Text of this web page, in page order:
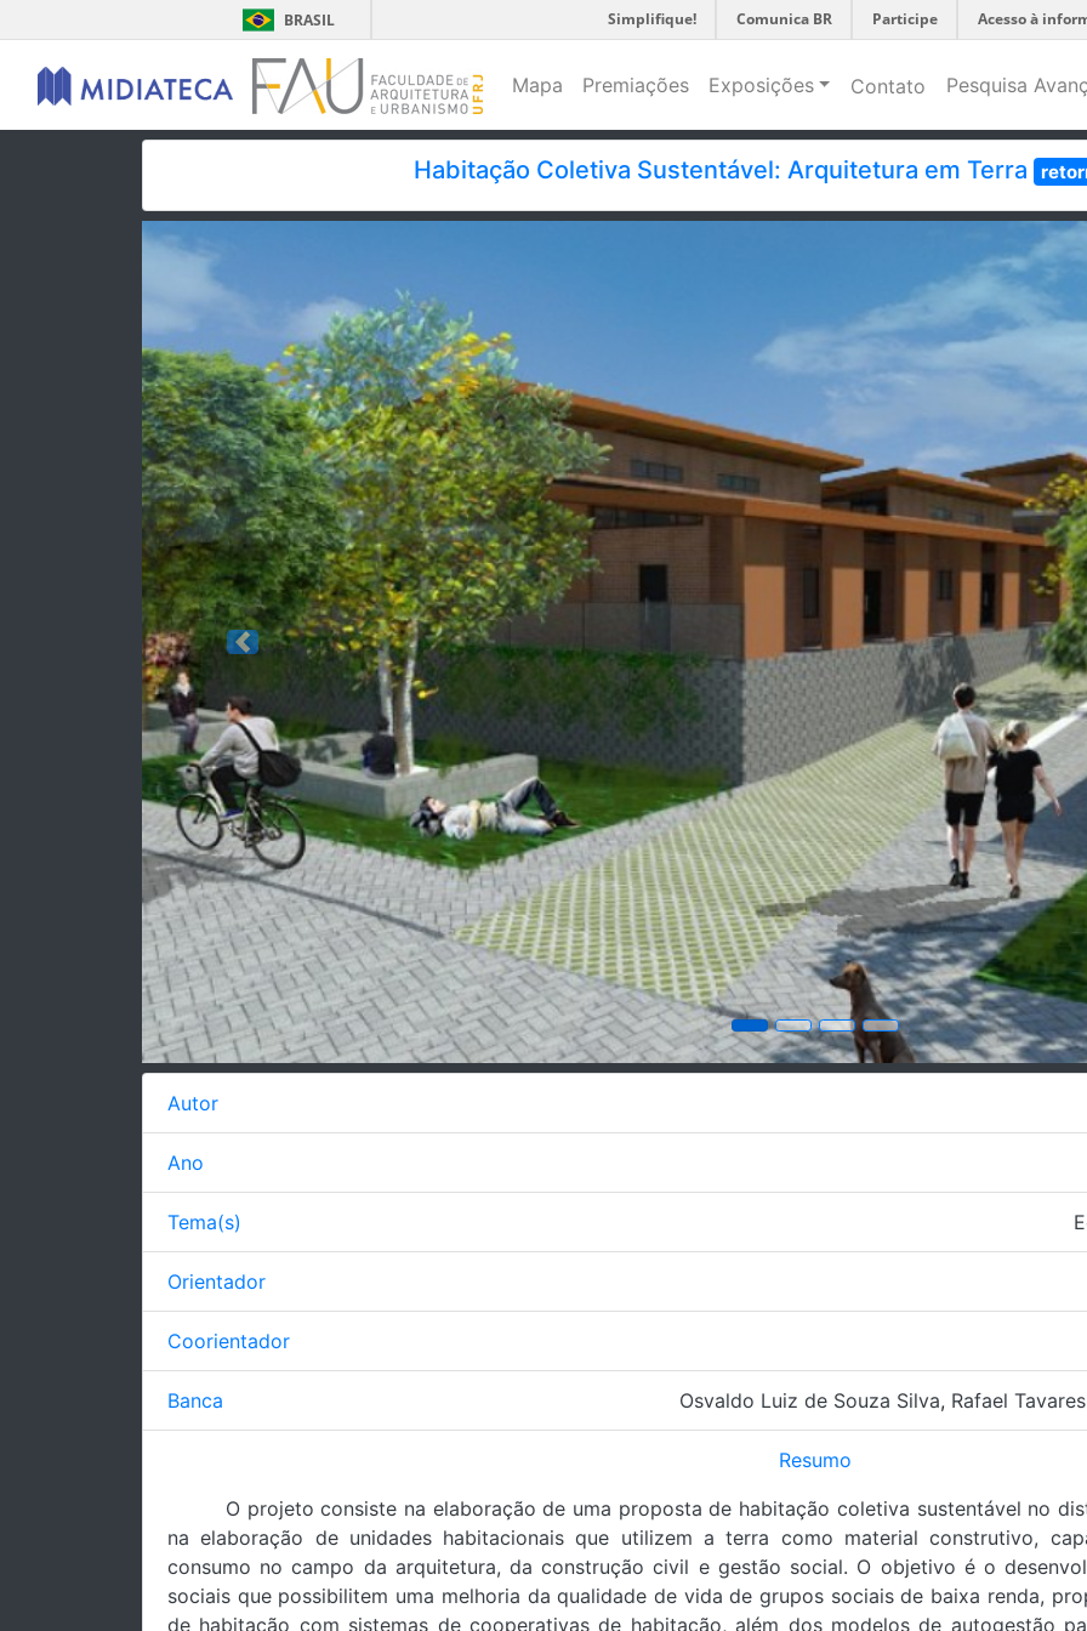
BRASIL Simplifique! Comunica BR Participe Acesso à
Mapa Premiações Exposições Contato Pesquisa
Habitação Coletiva Sustentável: Arquitetura em Terra
Previous
Autor
Ano
Tema(s)
Orientador
Coorientador
Banca Osvaldo Luiz de Souza Silva, Rafael
Resumo
O projeto consiste na elaboração de uma proposta de habitação coletiva sustentável no
na elaboração de unidades habitacionais que utilizem a terra como material construtivo,
consumo no campo da arquitetura, da construção civil e gestão social. O objetivo é o
sociais que possibilitem uma melhoria da qualidade de vida de grupos sociais de baixa renda,
de habitação com sistemas de cooperativas de habitação, além dos modelos de autogestão